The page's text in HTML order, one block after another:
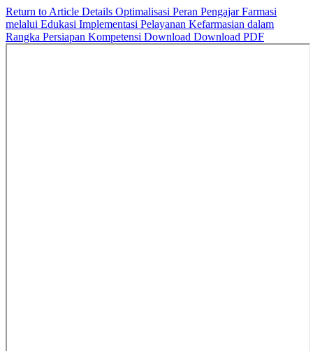
Return to Article Details Optimalisasi Peran Pengajar Farmasi
melalui Edukasi Implementasi Pelayanan Kefarmasian dalam
Rangka Persiapan Kompetensi Download Download PDF